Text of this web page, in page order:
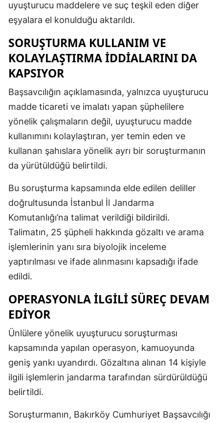
uyuşturucu maddelere ve suç teşkil eden diğer
eşyalara el konulduğu aktarıldı.
SORUŞTURMA KULLANIM VE
KOLAYLAŞTIRMA İDDIALARINI DA
KAPSIYOR
Başsavcılığın açıklamasında, yalnızca uyuşturucu
madde ticareti ve imalatı yapan şüphelilere
yönelik çalışmaların değil, uyuşturucu madde
kullanımını kolaylaştıran, yer temin eden ve
kullanan şahıslara yönelik ayrı bir soruşturmanın
da yürütüldüğü belirtildi.
Bu soruşturma kapsamında elde edilen deliller
doğrultusunda İstanbul İl Jandarma
Komutanlığı’na talimat verildiği bildirildi.
Talimatın, 25 şüpheli hakkında gözaltı ve arama
işlemlerinin yanı sıra biyolojik inceleme
yaptırılması ve ifade alınmasını kapsadığı ifade
edildi.
OPERASYONLA İLGILI SÜREÇ DEVAM
EDIYOR
Ünlülere yönelik uyuşturucu soruşturması
kapsamında yapılan operasyon, kamuoyunda
geniş yankı uyandırdı. Gözaltına alınan 14 kişiyle
ilgili işlemlerin jandarma tarafından sürdürüldüğü
belirtildi.
Soruşturmanın, Bakırköy Cumhuriyet Başsavcılığı